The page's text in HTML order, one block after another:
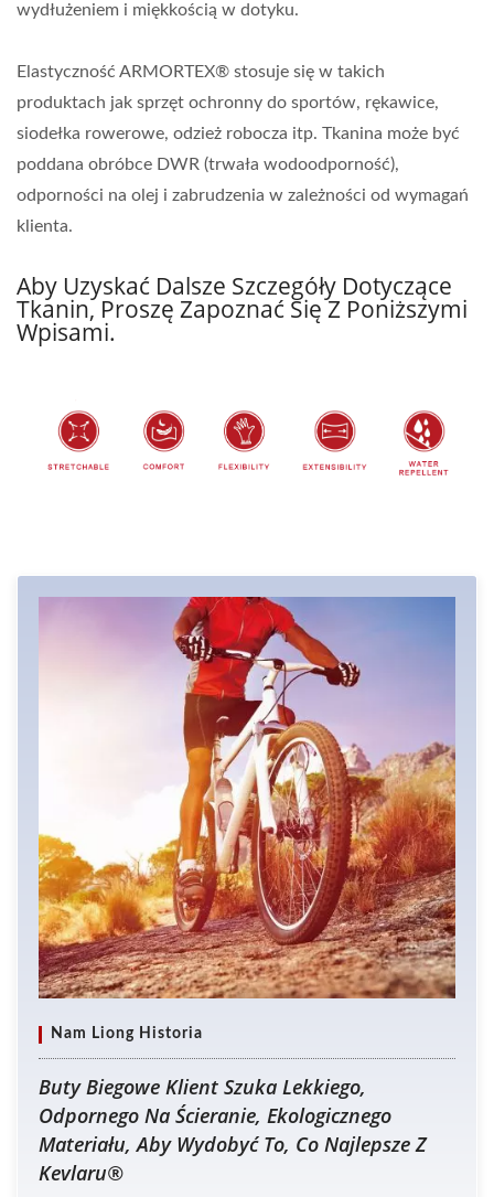
wydłużeniem i miękkością w dotyku.
Elastyczność ARMORTEX® stosuje się w takich
produktach jak sprzęt ochronny do sportów, rękawice,
siodełka rowerowe, odzież robocza itp. Tkanina może być
poddana obróbce DWR (trwała wodoodporność),
odporności na olej i zabrudzenia w zależności od wymagań
klienta.
Aby Uzyskać Dalsze Szczegóły Dotyczące
Tkanin, Proszę Zapoznać Się Z Poniższymi
Wpisami.
Nam Liong Historia
Buty Biegowe Klient Szuka Lekkiego,
Odpornego Na Ścieranie, Ekologicznego
Materiału, Aby Wydobyć To, Co Najlepsze Z
Kevlaru®